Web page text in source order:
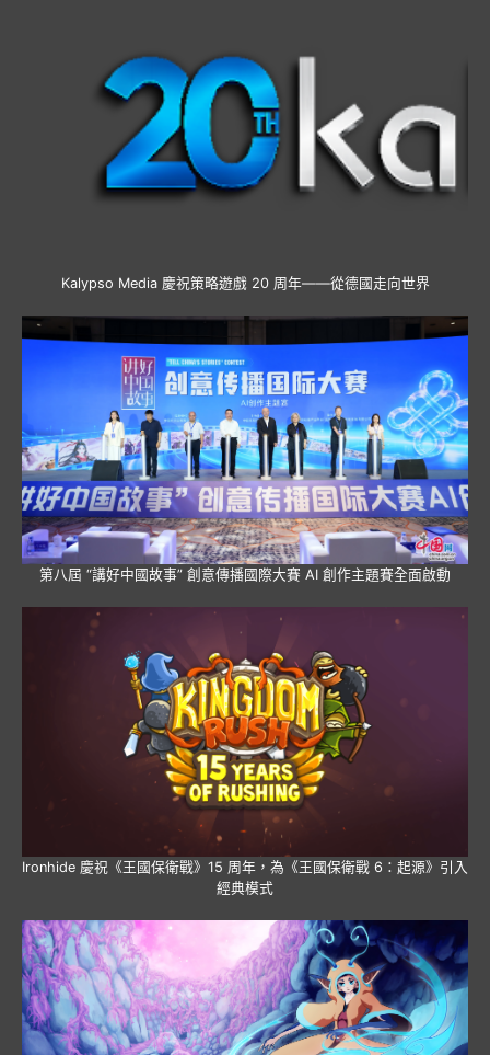
Kalypso Media 慶祝策略遊戲 20 周年——從德國走向世界
第八屆 “講好中國故事” 創意傳播國際大賽 AI 創作主題賽全面啟動
Ironhide 慶祝《王國保衛戰》15 周年，為《王國保衛戰 6：起源》引入
經典模式